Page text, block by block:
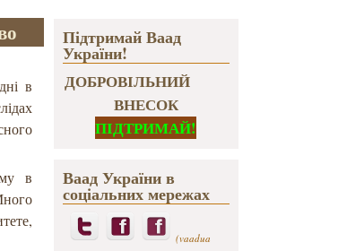
в
в
Підтримай Ваад
України!
ДОБРОВІЛЬНИЙ
ВНЕСОК
ПІДТРИМАЙ!
Ваад України в
соціальних мережах
(vaadua